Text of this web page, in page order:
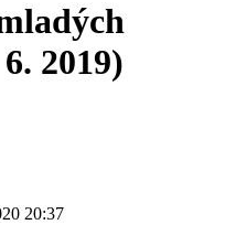
2019)
20:37